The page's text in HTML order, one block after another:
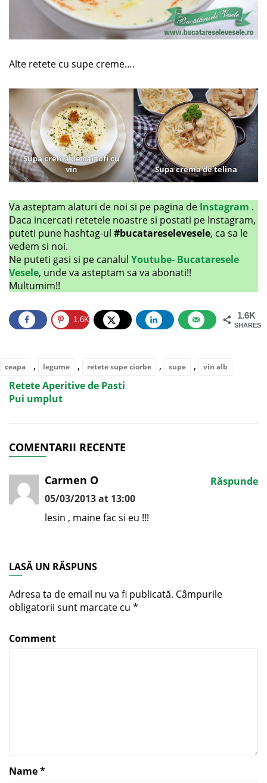
Alte retete cu supe creme….
Supa crema de cartofi cu
vin
Supa crema de telina
Va asteptam alaturi de noi si pe pagina de Instagram .
Daca incercati retetele noastre si postati pe Instagram,
puteti pune hashtag-ul #bucatareselevesele, ca sa le
vedem si noi.
Ne puteti gasi si pe canalul Youtube- Bucataresele
Vesele, unde va asteptam sa va abonati!!
Multumim!!
1.6K
SHARES
1.6K
ceapa , legume , retete supe ciorbe , supe , vin alb
Retete Aperitive de Pasti
Pui umplut
COMENTARII RECENTE
Carmen O
05/03/2013 at 13:00
lesin , maine fac si eu !!!
Răspunde
LASĂ UN RĂSPUNS
Adresa ta de email nu va fi publicată. Câmpurile
obligatorii sunt marcate cu *
Comment
Name*